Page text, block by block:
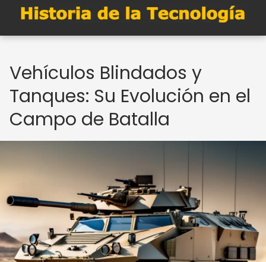
Vehículos Blindados y
Tanques: Su Evolución en el
Campo de Batalla